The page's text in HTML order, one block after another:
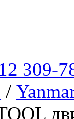
309-
/